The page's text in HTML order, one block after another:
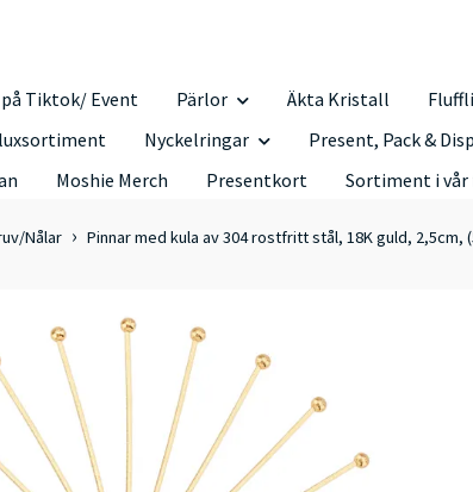
på Tiktok/ Event Pärlor Äkta Kristall
Nyckelringar Present, Pack &
Moshie Merch Presentkort Sortiment i vår
Nålar Pinnar med kula av 304 rostfritt stål, 18K guld, 2,5cm,